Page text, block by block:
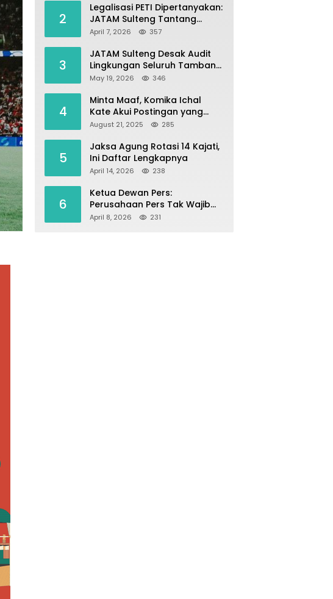
2
Legalisasi PETI Dipertanyakan:
JATAM Sulteng Tantang
Gubernur Berhenti Andalkan
Parigi Moutong sebagai
Lumbung Pangan
April 7, 2026 357
3
JATAM Sulteng Desak Audit
Lingkungan Seluruh Tambang
Batuan di Sepanjang Pesisir
May 19, 2026 346
4
Minta Maaf, Komika Ichal
Kate Akui Postingan yang
Singgung Media Karena Emosi
August 21, 2025 285
5
Jaksa Agung Rotasi 14 Kajati,
Ini Daftar Lengkapnya
April 14, 2026 238
6
Ketua Dewan Pers:
Perusahaan Pers Tak Wajib
Terdaftar, UKW Bukan Syarat
April 8, 2026 231